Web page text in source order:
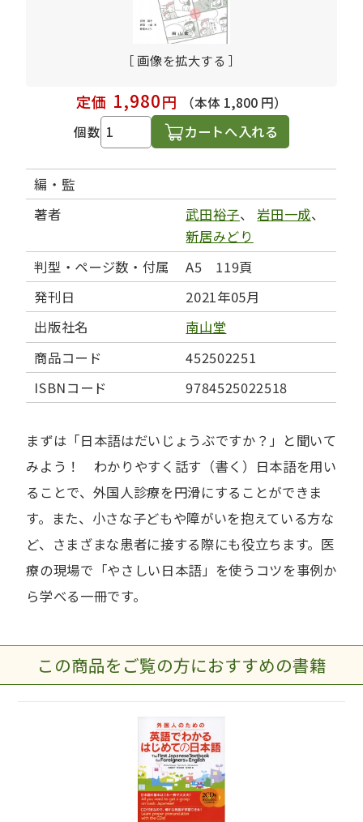
［ 画像を拡大する ］
定価 1,980円
（本体 1,800 円）
個数
カートへ入れる
編・監
著者
武田裕子、岩田一成、
新居みどり
判型・ページ数・付属
A5 119頁
発刊日
2021年05月
出版社名
南山堂
商品コード
452502251
ISBNコード
9784525022518
まずは「日本語はだいじょうぶですか？」と聞いて
みよう！ わかりやすく話す（書く）日本語を用い
ることで、外国人診療を円滑にすることができま
す。また、小さな子どもや障がいを抱えている方な
ど、さまざまな患者に接する際にも役立ちます。医
療の現場で「やさしい日本語」を使うコツを事例か
ら学べる一冊です。
この商品をご覧の方におすすめの書籍